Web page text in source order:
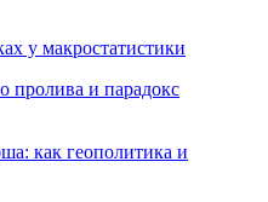
у макростатистики
пролива и парадокс
как геополитика и